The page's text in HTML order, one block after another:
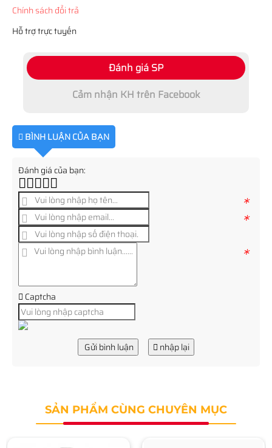
Chính sách đổi trả
Hỗ trợ trực tuyến
Đánh giá SP
Cảm nhận KH trên Facebook
BÌNH LUẬN CỦA BẠN
Đánh giá của bạn:
*
*
*
Captcha
Gửi bình luận nhập lại
SẢN PHẨM CÙNG CHUYÊN MỤC